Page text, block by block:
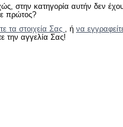
στην κατηγορία αυτήν δεν
πρώτος?
τα στοιχεία Σας , ή να
την αγγελία Σας!